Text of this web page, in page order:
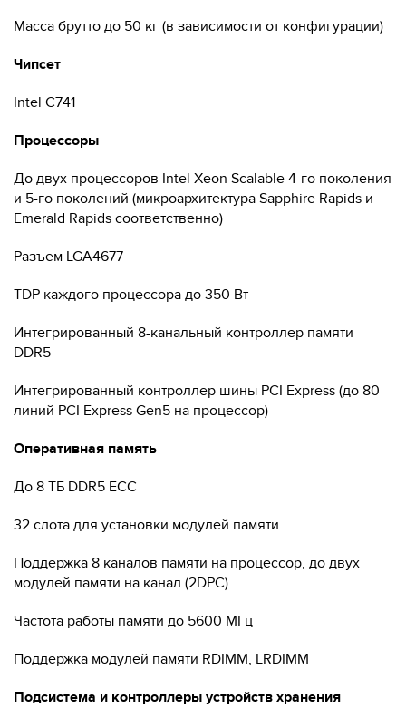
Масса брутто до 50 кг (в зависимости от конфигурации)
Чипсет
Intel C741
Процессоры
До двух процессоров Intel Xeon Scalable 4-го поколения
и 5-го поколений (микроархитектура Sapphire Rapids и
Emerald Rapids соответственно)
Разъем LGA4677
TDP каждого процессора до 350 Вт
Интегрированный 8-канальный контроллер памяти
DDR5
Интегрированный контроллер шины PCI Express (до 80
линий PCI Express Gen5 на процессор)
Оперативная память
До 8 ТБ DDR5 ECC
32 слота для установки модулей памяти
Поддержка 8 каналов памяти на процессор, до двух
модулей памяти на канал (2DPC)
Частота работы памяти до 5600 МГц
Поддержка модулей памяти RDIMM, LRDIMM
Подсистема и контроллеры устройств хранения